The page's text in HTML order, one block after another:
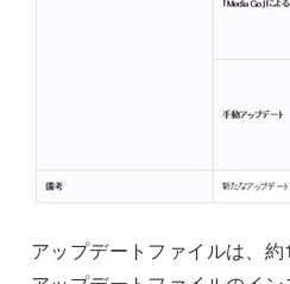
アップデートファイルは、約